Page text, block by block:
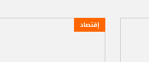
إقتصاد